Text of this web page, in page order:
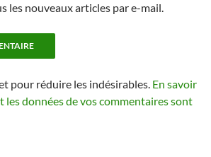
les nouveaux articles par e-mail.
pour réduire les indésirables. En savoir
les données de vos commentaires sont